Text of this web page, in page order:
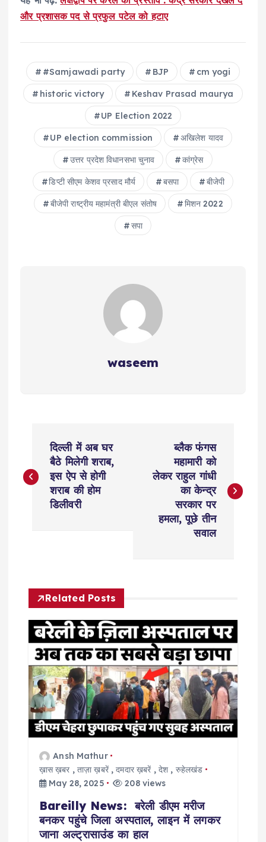
और प्रशासक पद से प्रफुल पटेल को हटाए
#Samjawadi party BJP cm yogi
historic victory Keshav Prasad maurya
UP Election 2022
UP election commission अख‍िलेश यादव
उत्तर प्रदेश विधानसभा चुनाव कांग्रेस
डिप्टी सीएम केशव प्रसाद मौर्य बसपा बीजेपी
बीजेपी राष्ट्रीय महामंत्री बीएल संतोष मिशन 2022
सपा
waseem
o
s
a
v
g
a
t
दिल्‍ली में अब घर
बैठे मिलेगी शराब,
इस ऐप से होगी
शराब की होम
डिलीवरी
ब्लैक फंगस
महामारी को
लेकर राहुल गांधी
का केन्द्र
सरकार पर
हमला, पूछे तीन
सवाल
Related Posts
Ansh Mathur
ख़ास ख़बर ,ताज़ा ख़बरें,दमदार ख़बरें , देश , रुहेलखंड
May 28, 2025
208 views
Bareilly News: बरेली डीएम मरीज
बनकर पहुंचे जिला अस्पताल, लाइन में लगकर
जाना अल्ट्रासाउंड का हाल